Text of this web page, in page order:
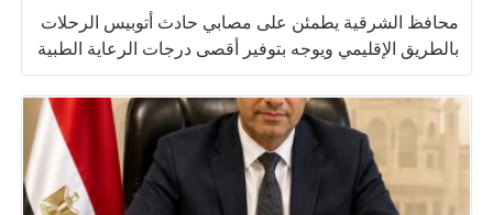
محافظ الشرقية يطمئن على مصابي حادث أتوبيس الرحلات
بالطريق الإقليمي ويوجه بتوفير أقصى درجات الرعاية الطبية